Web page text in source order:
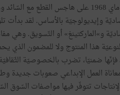
ففي حين ارتكزت حيرة ماي 1968 على
وإيديولوجيّة بالأساس. لقد بدأت
و»الماركتينغ» أو التّسويق. وهي
هذا المنتوج ولا للمضمون
فإنّها ضمنيّا، تضرب بالخصوصيّة
العمل الإبداعي صعوبات جديدة
تتوفّر فيها مواصفات السّوق